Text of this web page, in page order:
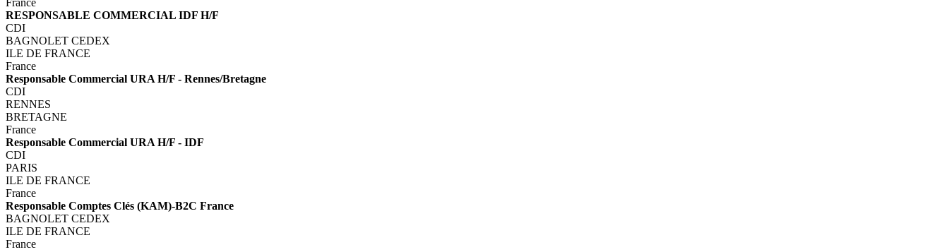
RESPONSABLE COMMERCIAL IDF H/F
CDI
BAGNOLET CEDEX
ILE DE FRANCE
France
Responsable Commercial URA H/F - Rennes/Bretagne
CDI
RENNES
BRETAGNE
France
Responsable Commercial URA H/F - IDF
CDI
PARIS
ILE DE FRANCE
France
Responsable Comptes Clés (KAM)-B2C France
BAGNOLET CEDEX
ILE DE FRANCE
France